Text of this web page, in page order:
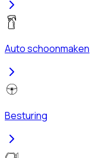
Auto schoonmaken
Besturing